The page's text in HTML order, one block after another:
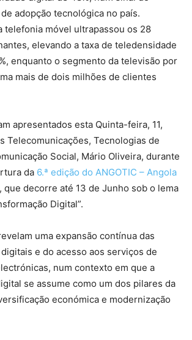
adopção tecnológica no país.
telefonia móvel ultrapassou os 28
elevando a taxa de teledensidade
enquanto o segmento da televisão por
mais de dois milhões de clientes
apresentados esta Quinta-feira, 11,
Telecomunicações, Tecnologias de
Social, Mário Oliveira, durante
da 6.ª edição do ANGOTIC – Angola
, que decorre até 13 de Junho sob o lema
Digital”.
uma expansão contínua das
e do acesso aos serviços de
num contexto em que a
se assume como um dos pilares da
económica e modernização